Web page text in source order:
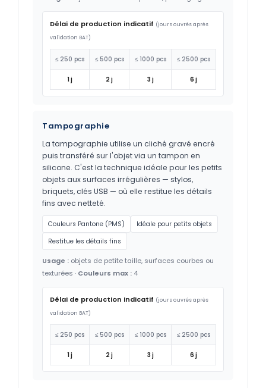
Délai de production indicatif (jours ouvrés après
validation BAT)
≤ 250 pcs ≤ 500 pcs ≤ 1000 pcs ≤ 2500 pcs
1 j 2 j 3 j 6 j
Tampographie
La tampographie utilise un cliché gravé encré
puis transféré sur l'objet via un tampon en
silicone. C'est la technique idéale pour les petits
objets aux surfaces irrégulières — stylos,
briquets, clés USB — où elle restitue les détails
fins avec netteté.
Couleurs Pantone (PMS)
Idéale pour petits objets
Restitue les détails fins
Usage : objets de petite taille, surfaces courbes ou
texturées · Couleurs max : 4
Délai de production indicatif (jours ouvrés après
validation BAT)
≤ 250 pcs ≤ 500 pcs ≤ 1000 pcs ≤ 2500 pcs
1 j 2 j 3 j 6 j